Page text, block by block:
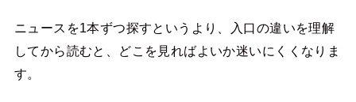
ニュースを1本ずつ探すというより、入口の違いを理解
してから読むと、どこを見ればよいか迷いにくくなりま
す。